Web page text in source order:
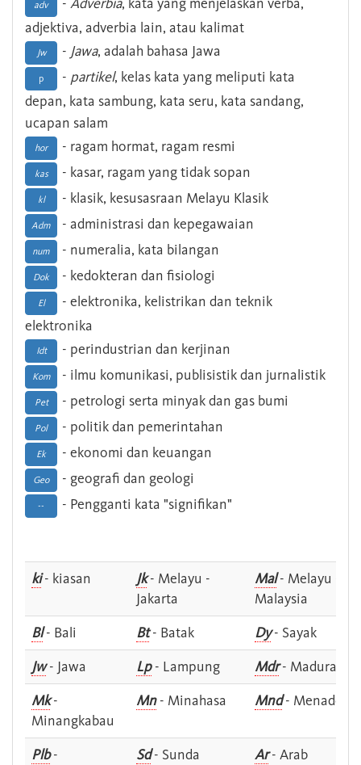
adv
adjektiva, adverbia lain, atau kalimat
Jw - Jawa, adalah bahasa Jawa
p - partikel, kelas kata yang meliputi kata
depan, kata sambung, kata seru, kata sandang,
ucapan salam
hor - ragam hormat, ragam resmi
kas - kasar, ragam yang tidak sopan
kl - klasik, kesusasraan Melayu Klasik
Adm - administrasi dan kepegawaian
num - numeralia, kata bilangan
Dok - kedokteran dan fisiologi
El
- elektronika, kelistrikan dan teknik
elektronika
Idt - perindustrian dan kerjinan
Kom - ilmu komunikasi, publisistik dan jurnalistik
Pet - petrologi serta minyak dan gas bumi
Pol - politik dan pemerintahan
Ek - ekonomi dan keuangan
Geo - geografi dan geologi
-- - Pengganti kata "signifikan"
ki- kiasan Jk- Melayu -
Jakarta
Mal- Melayu -
Malaysia
Bl- Bali Bt- Batak Dy- Sayak
Jw- Jawa Lp- Lampung Mdr- Madura
Mk-
Minangkabau
Mn- Minahasa Mnd- Menado
Plb-
Sd- Sunda Ar- Arab